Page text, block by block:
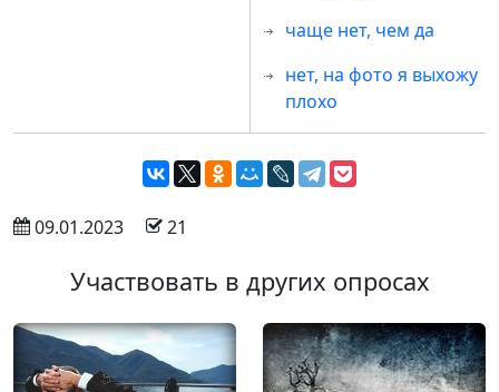
чаще нет, чем да
нет, на фото я выхожу
плохо
09.01.2023 21
Участвовать в других опросах